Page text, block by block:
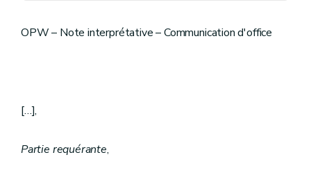
OPW – Note interprétative – Communication d'office
[…],
Partie requérante,